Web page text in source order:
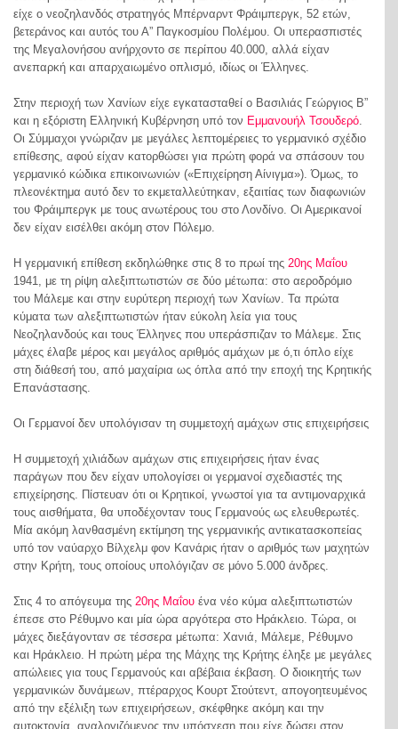
είχε ο νεοζηλανδός στρατηγός Μπέρναρντ Φράιμπεργκ, 52 ετών,
βετεράνος και αυτός του Α” Παγκοσμίου Πολέμου. Οι υπερασπιστές
της Μεγαλονήσου ανήρχοντο σε περίπου 40.000, αλλά είχαν
ανεπαρκή και απαρχαιωμένο οπλισμό, ιδίως οι Έλληνες.
Στην περιοχή των Χανίων είχε εγκατασταθεί ο Βασιλιάς Γεώργιος Β”
και η εξόριστη Ελληνική Κυβέρνηση υπό τον Εμμανουήλ Τσουδερό.
Οι Σύμμαχοι γνώριζαν με μεγάλες λεπτομέρειες το γερμανικό σχέδιο
επίθεσης, αφού είχαν κατορθώσει για πρώτη φορά να σπάσουν του
γερμανικό κώδικα επικοινωνιών («Επιχείρηση Αίνιγμα»). Όμως, το
πλεονέκτημα αυτό δεν το εκμεταλλεύτηκαν, εξαιτίας των διαφωνιών
του Φράιμπεργκ με τους ανωτέρους του στο Λονδίνο. Οι Αμερικανοί
δεν είχαν εισέλθει ακόμη στον Πόλεμο.
Η γερμανική επίθεση εκδηλώθηκε στις 8 το πρωί της 20ης Μαΐου
1941, με τη ρίψη αλεξιπτωτιστών σε δύο μέτωπα: στο αεροδρόμιο
του Μάλεμε και στην ευρύτερη περιοχή των Χανίων. Τα πρώτα
κύματα των αλεξιπτωτιστών ήταν εύκολη λεία για τους
Νεοζηλανδούς και τους Έλληνες που υπεράσπιζαν το Μάλεμε. Στις
μάχες έλαβε μέρος και μεγάλος αριθμός αμάχων με ό,τι όπλο είχε
στη διάθεσή του, από μαχαίρια ως όπλα από την εποχή της Κρητικής
Επανάστασης.
Οι Γερμανοί δεν υπολόγισαν τη συμμετοχή αμάχων στις επιχειρήσεις
Η συμμετοχή χιλιάδων αμάχων στις επιχειρήσεις ήταν ένας
παράγων που δεν είχαν υπολογίσει οι γερμανοί σχεδιαστές της
επιχείρησης. Πίστευαν ότι οι Κρητικοί, γνωστοί για τα αντιμοναρχικά
τους αισθήματα, θα υποδέχονταν τους Γερμανούς ως ελευθερωτές.
Μία ακόμη λανθασμένη εκτίμηση της γερμανικής αντικατασκοπείας
υπό τον ναύαρχο Βίλχελμ φον Κανάρις ήταν ο αριθμός των μαχητών
στην Κρήτη, τους οποίους υπολόγιζαν σε μόνο 5.000 άνδρες.
Στις 4 το απόγευμα της 20ης Μαΐου ένα νέο κύμα αλεξιπτωτιστών
έπεσε στο Ρέθυμνο και μία ώρα αργότερα στο Ηράκλειο. Τώρα, οι
μάχες διεξάγονταν σε τέσσερα μέτωπα: Χανιά, Μάλεμε, Ρέθυμνο
και Ηράκλειο. Η πρώτη μέρα της Μάχης της Κρήτης έληξε με μεγάλες
απώλειες για τους Γερμανούς και αβέβαια έκβαση. Ο διοικητής των
γερμανικών δυνάμεων, πτέραρχος Κουρτ Στούτεντ, απογοητευμένος
από την εξέλιξη των επιχειρήσεων, σκέφθηκε ακόμη και την
αυτοκτονία, αναλογιζόμενος την υπόσχεση που είχε δώσει στον